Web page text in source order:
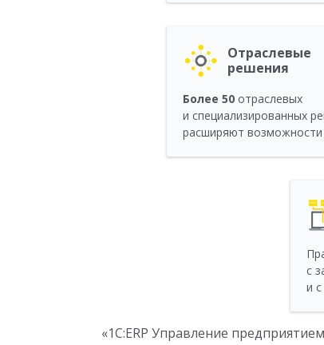
Отраслевые
решения
Более 50 отраслевых
и специализированных
расширяют возможности
с
и
«1С:ERP Управление